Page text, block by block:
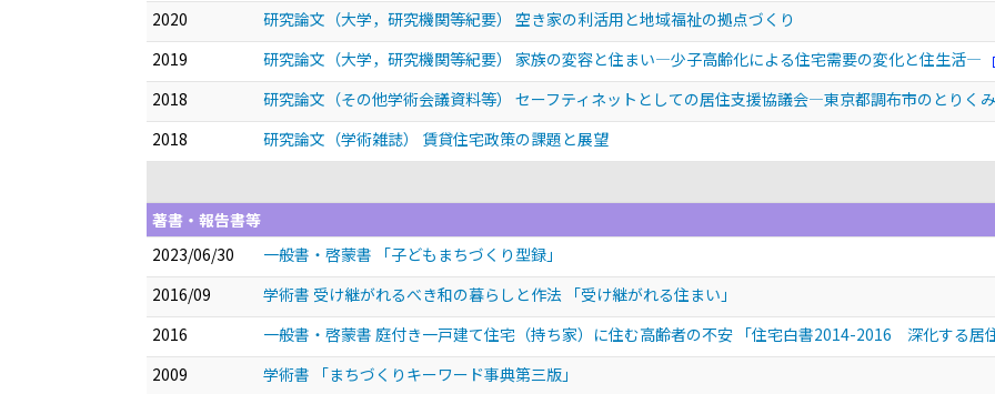
2020
研究論文（大学，研究機関等紀要） 空き家の利活用と地域福祉の拠点づくり
2019
研究論文（大学，研究機関等紀要） 家族の変容と住まい―少子高齢化による住宅需要の変化と住生活―
2018
研究論文（その他学術会議資料等） セーフティネットとしての居住支援協議会—東京都調布市のとりく
2018
研究論文（学術雑誌） 賃貸住宅政策の課題と展望
著書・報告書等
2023/06/30
一般書・啓蒙書 「子どもまちづくり型録」
2016/09
学術書 受け継がれるべき和の暮らしと作法 「受け継がれる住まい」
2016
一般書・啓蒙書 庭付き一戸建て住宅（持ち家）に住む高齢者の不安 「住宅白書2014-2016 深化する居
2009
学術書 「まちづくりキーワード事典第三版」